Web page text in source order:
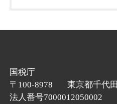
国税庁
〒100-8978
東京都千代
法人番号7000012050002